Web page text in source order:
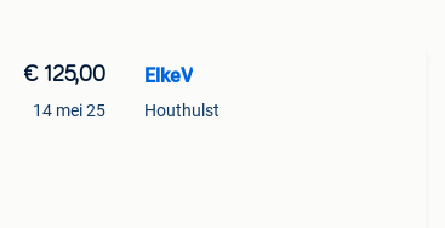
€ 125,00
14 mei 25
ElkeV
Houthulst